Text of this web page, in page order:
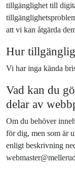
tillgänglighet till
att vi kan åtgärda
Hur
Vi har inga kända
Vad kan du
delar av
Om du behöver
för dig, men som är
enligt beskrivning